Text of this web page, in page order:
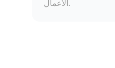
الأعمال.